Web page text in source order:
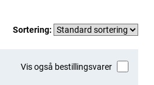
Sortering:
Vis også bestillingsvarer